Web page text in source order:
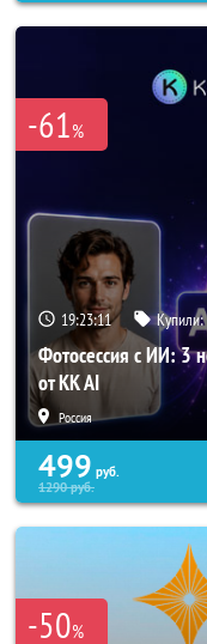
-61%
19:23:07 Купили:
Фотосессия с ИИ: 3
от KK AI
Россия
499 руб.
1290руб.
-50%